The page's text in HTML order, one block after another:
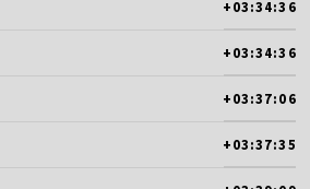
+03:34:36
+03:34:36
+03:37:06
+03:37:35